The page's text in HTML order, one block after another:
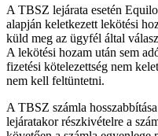
A TBSZ lejárata esetén
alapján keletkezett lekötési
küld meg az ügyfél által
A lekötési hozam után sem
fizetési kötelezettség nem
nem kell feltüntetni.
A TBSZ számla
lejáratakor részkivételre a